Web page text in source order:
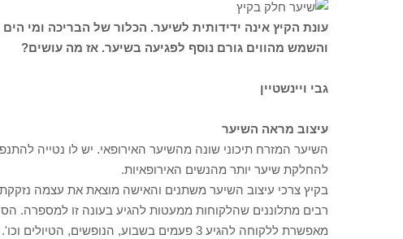
עונת הקיץ אינה ידידותית לשיער. הכלור של הבריכה ומי
והשמש מהווים גורם נוסף לפגיעה בשיער. אז מה עושים?
גבי ויינשטיין
עיצוב מראה השיער
השיער המזרח תיכוני שונה מהשיער האירופאי. יש לו נטייה
להחלקת שיער יותר מהנשים האירופאיות.
בקיץ צרכי עיצוב השיער משתנים והאישה מוצאת את עצמה
רבים מתלוננים שהלקוחות ממעטות להגיע בעונה זו למספרה.
מאפשרת ללקוחה להגיע 3 פעמים בשבוע, הנופשים, הטיולים וכו'.